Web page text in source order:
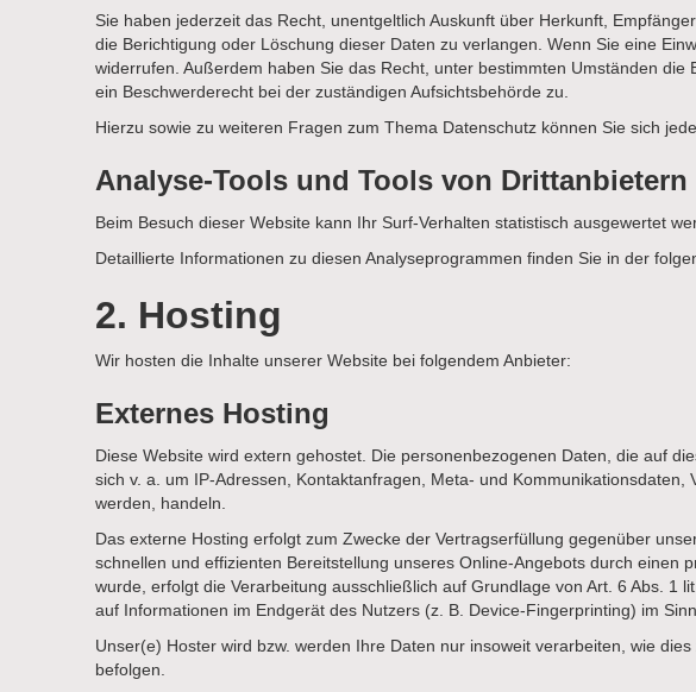
Sie haben jederzeit das Recht, unentgeltlich Auskunft über Herkunft,
die Berichtigung oder Löschung dieser Daten zu verlangen. Wenn Sie eine
widerrufen. Außerdem haben Sie das Recht, unter bestimmten Umständen
ein Beschwerderecht bei der zuständigen Aufsichtsbehörde zu.
Hierzu sowie zu weiteren Fragen zum Thema Datenschutz können Sie sich
Analyse-Tools und Tools von Dritt­anbietern
Beim Besuch dieser Website kann Ihr Surf-Verhalten statistisch ausgewertet
Detaillierte Informationen zu diesen Analyseprogrammen finden Sie in der
2. Hosting
Wir hosten die Inhalte unserer Website bei folgendem Anbieter:
Externes Hosting
Diese Website wird extern gehostet. Die personenbezogenen Daten, die auf
sich v. a. um IP-Adressen, Kontaktanfragen, Meta- und
werden, handeln.
Das externe Hosting erfolgt zum Zwecke der Vertragserfüllung gegenüber
schnellen und effizienten Bereitstellung unseres Online-Angebots durch einen
wurde, erfolgt die Verarbeitung ausschließlich auf Grundlage von Art. 6 Abs. 1
auf Informationen im Endgerät des Nutzers (z. B. Device-Fingerprinting) im
Unser(e) Hoster wird bzw. werden Ihre Daten nur insoweit verarbeiten, wie
befolgen.